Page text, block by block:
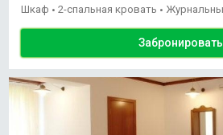
Шкаф • 2-спальная кровать •
Забронировать